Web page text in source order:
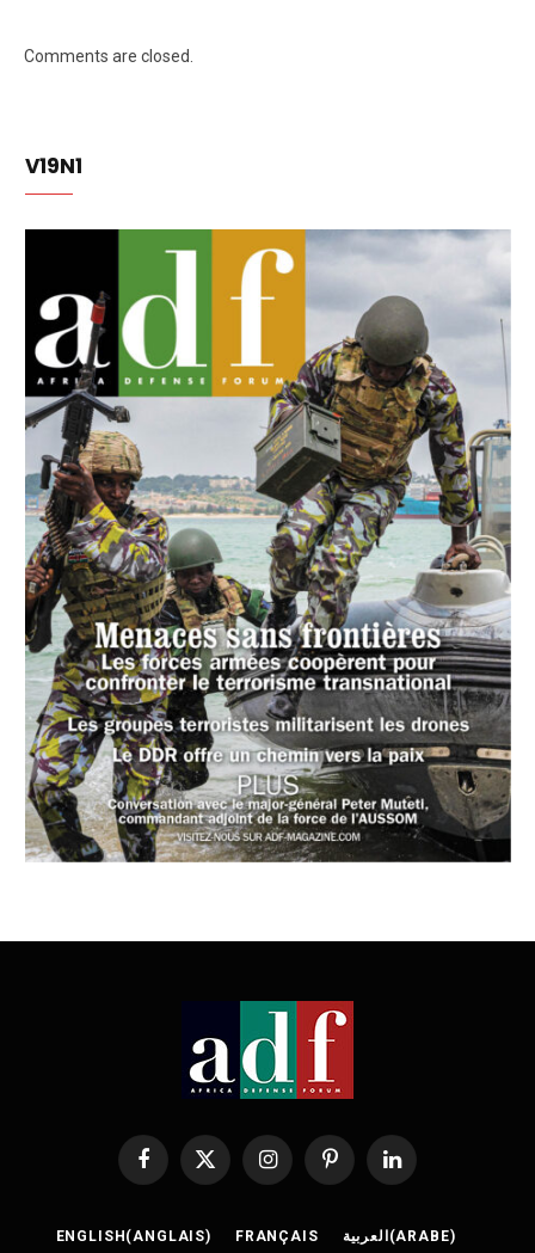
Comments are closed.
V19N1
Facebook
X
InstagramPinterestLinkedIn
ENGLISH(ANGLAIS) FRANÇAIS العربية(ARABE)